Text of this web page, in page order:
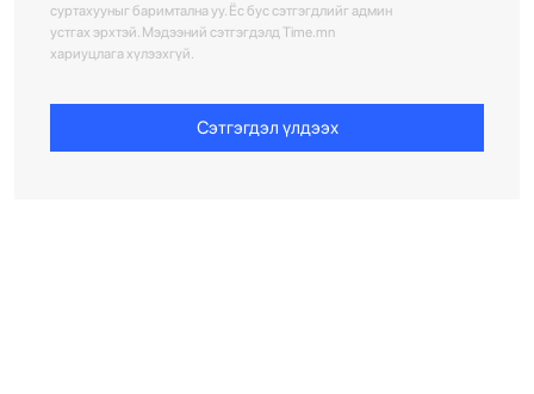
суртахууныг баримтална уу. Ёс бус сэтгэгдлийг админ
устгах эрхтэй. Мэдээний сэтгэгдэлд Time.mn
хариуцлага хүлээхгүй.
Сэтгэгдэл үлдээх